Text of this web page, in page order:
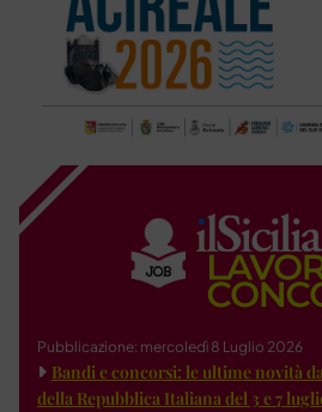
Pubblicazione: mercoledì 8 Luglio 2026
Bandi e concorsi: le ultime novità
della Repubblica Italiana del 3 e 7